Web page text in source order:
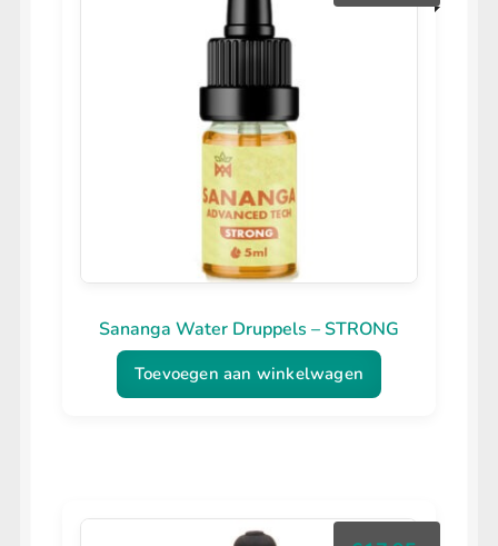
Sananga Water Druppels – STRONG
Toevoegen aan winkelwagen